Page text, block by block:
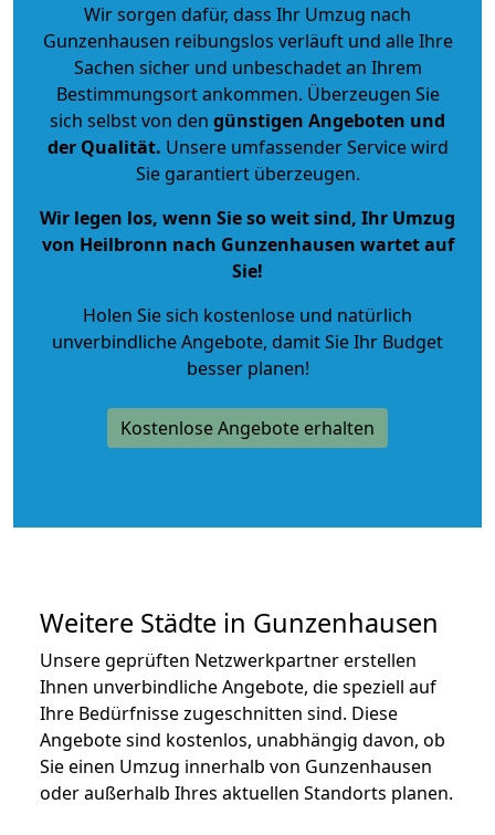
Wir sorgen dafür, dass Ihr Umzug nach
Gunzenhausen reibungslos verläuft und alle Ihre
Sachen sicher und unbeschadet an Ihrem
Bestimmungsort ankommen. Überzeugen Sie
sich selbst von den günstigen Angeboten und
der Qualität. Unsere umfassender Service wird
Sie garantiert überzeugen.
Wir legen los, wenn Sie so weit sind, Ihr Umzug
von Heilbronn nach Gunzenhausen wartet auf
Sie!
Holen Sie sich kostenlose und natürlich
unverbindliche Angebote, damit Sie Ihr Budget
besser planen!
Kostenlose Angebote erhalten
Weitere Städte in Gunzenhausen
Unsere geprüften Netzwerkpartner erstellen
Ihnen unverbindliche Angebote, die speziell auf
Ihre Bedürfnisse zugeschnitten sind. Diese
Angebote sind kostenlos, unabhängig davon, ob
Sie einen Umzug innerhalb von Gunzenhausen
oder außerhalb Ihres aktuellen Standorts planen.